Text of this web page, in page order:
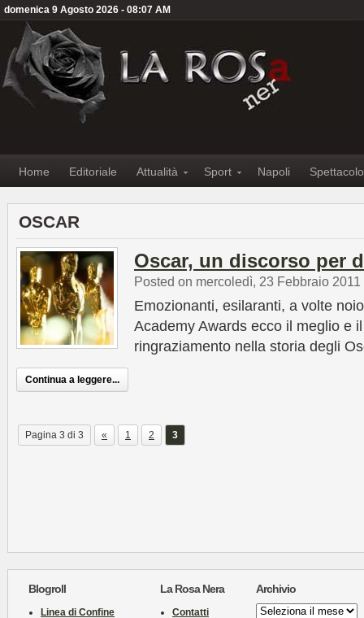
domenica 9 Agosto 2026 - 08:07 AM
Home Editoriale Attualità Sport Napoli Spettacolo
OSCAR
Oscar, un discorso per
Posted on mercoledì, 23 Febbraio 2011
Emozionanti, esilaranti, a volte
Academy Awards ecco il meglio e
ringraziamento nella storia degli
Continua a leggere...
Pagina 3 di 3 « 1 2 3
Blogroll
Linea di Confine
La Rosa Nera
Contatti
Archivio
Archivio